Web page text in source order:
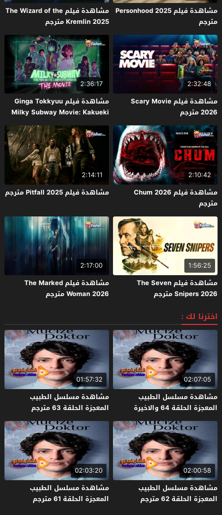
مشاهدة فيلم Personhood 2025
مترجم
مشاهدة فيلم The Wizard of the
Kremlin 2025 مترجم
2:32:48
مشاهدة فيلم Scary Movie
2026 مترجم
2:36:17
مشاهدة فيلم Ginga Tokkyuu
Milky Subway Movie: Kakueki
Teisha Gekijou Yuki 2026 مترجم
2:10:42
مشاهدة فيلم Chum 2026
مترجم
2:14:11
مشاهدة فيلم Pitfall 2025 مترجم
1:56:25
مشاهدة فيلم The Seven
Snipers 2026 مترجم
2:17:00
مشاهدة فيلم The Marked
Woman 2026 مترجم
اخترنا لك :
02:07:05
مشاهدة مسلسل الطبيب
المعجزة الحلقة 64 والاخيرة
مترجم
01:57:32
مشاهدة مسلسل الطبيب
المعجزة الحلقة 63 مترجم
02:00:58
مشاهدة مسلسل الطبيب
المعجزة الحلقة 62 مترجم
02:03:20
مشاهدة مسلسل الطبيب
المعجزة الحلقة 61 مترجم